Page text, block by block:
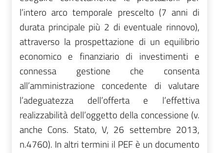
l’intero arco temporale prescelto (7 anni di
durata principale più 2 di eventuale rinnovo),
attraverso la prospettazione di un equilibrio
economico e finanziario di investimenti e
connessa gestione che consenta
all’amministrazione concedente di valutare
l’adeguatezza dell’offerta e l’effettiva
realizzabilità dell’oggetto della concessione (v.
anche Cons. Stato, V, 26 settembre 2013,
n.4760). In altri termini il PEF è un documento